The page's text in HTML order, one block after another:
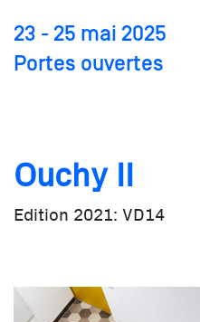
23 - 25 mai 2025
Portes ouvertes
Ouchy II
Edition 2021: VD14